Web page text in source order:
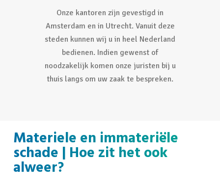
Onze kantoren zijn gevestigd in
Amsterdam en in Utrecht. Vanuit deze
steden kunnen wij u in heel Nederland
bedienen. Indien gewenst of
noodzakelijk komen onze juristen bij u
thuis langs om uw zaak te bespreken.
Materiele en immateriële
schade | Hoe zit het ook
alweer?